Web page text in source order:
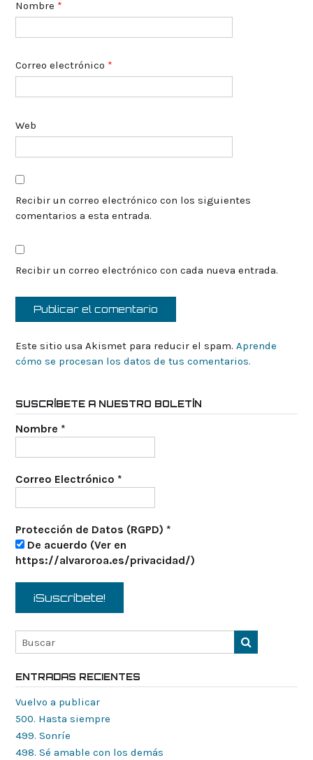
Nombre *
Correo electrónico *
Web
Recibir un correo electrónico con los siguientes
comentarios a esta entrada.
Recibir un correo electrónico con cada nueva entrada.
Este sitio usa Akismet para reducir el spam. Aprende
cómo se procesan los datos de tus comentarios.
SUSCRÍBETE A NUESTRO BOLETÍN
Nombre *
Correo Electrónico *
Protección de Datos (RGPD) *
De acuerdo (Ver en
https://alvaroroa.es/privacidad/)
ENTRADAS RECIENTES
Vuelvo a publicar
500. Hasta siempre
499. Sonríe
498. Sé amable con los demás